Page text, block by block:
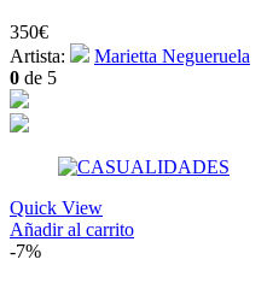
350€
Artista:
Marietta Negueruela
0 de 5
Quick View
Añadir al carrito
-7%